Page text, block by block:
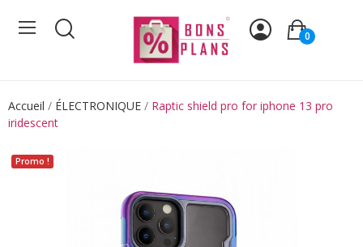
0
Accueil ÉLECTRONIQUE
Raptic shield pro for iphone 13 pro
iridescent
Promo !